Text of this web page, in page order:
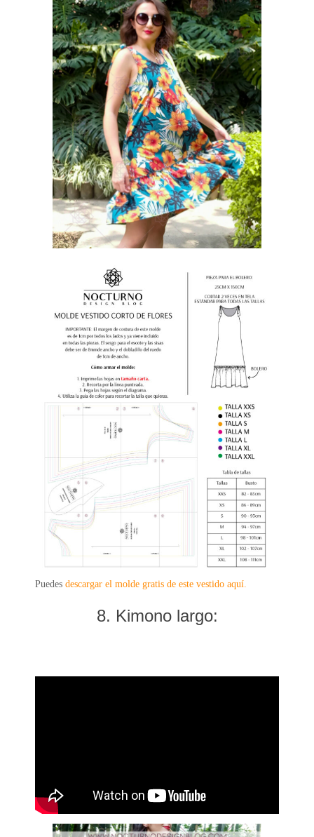
Puedes descargar el molde gratis de este vestido aquí.
8. Kimono largo: